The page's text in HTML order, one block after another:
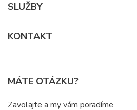
SLUŽBY
KONTAKT
MÁTE OTÁZKU?
Zavolajte a my vám poradíme